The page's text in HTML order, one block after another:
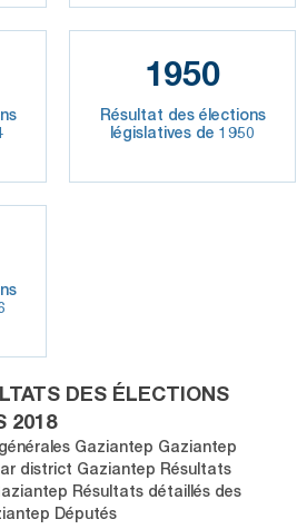
1950
Résultat des élections
législatives de 1950
DES ÉLECTIONS
2018
Gaziantep Gaziantep
district Gaziantep Résultats
Résultats détaillés des
Députés